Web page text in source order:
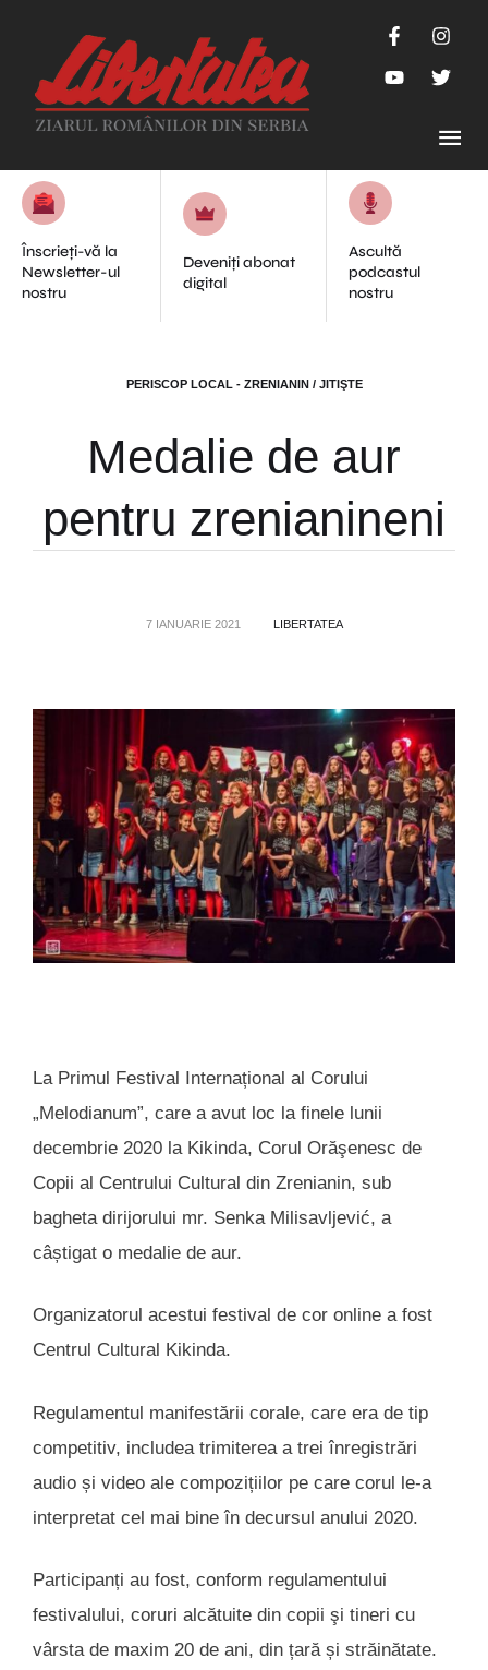
Înscrieți-vă la
Newsletter-ul
nostru
Deveniți abonat
digital
Ascultă
podcastul
nostru
PERISCOP LOCAL - ZRENIANIN / JITIŞTE
Medalie de aur
pentru zrenianineni
7 IANUARIE 2021 LIBERTATEA
La Primul Festival Internațional al Corului
„Melodianum”, care a avut loc la finele lunii
decembrie 2020 la Kikinda, Corul Orăşenesc de
Copii al Centrului Cultural din Zrenianin, sub
bagheta dirijorului mr. Senka Milisavljević, a
câștigat o medalie de aur.
Organizatorul acestui festival de cor online a fost
Centrul Cultural Kikinda.
Regulamentul manifestării corale, care era de tip
competitiv, includea trimiterea a trei înregistrări
audio și video ale compozițiilor pe care corul le-a
interpretat cel mai bine în decursul anului 2020.
Participanți au fost, conform regulamentului
festivalului, coruri alcătuite din copii şi tineri cu
vârsta de maxim 20 de ani, din țară și străinătate.